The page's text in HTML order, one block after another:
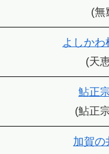
(無
よしかわ
(天
鮎正
(鮎正
加賀の